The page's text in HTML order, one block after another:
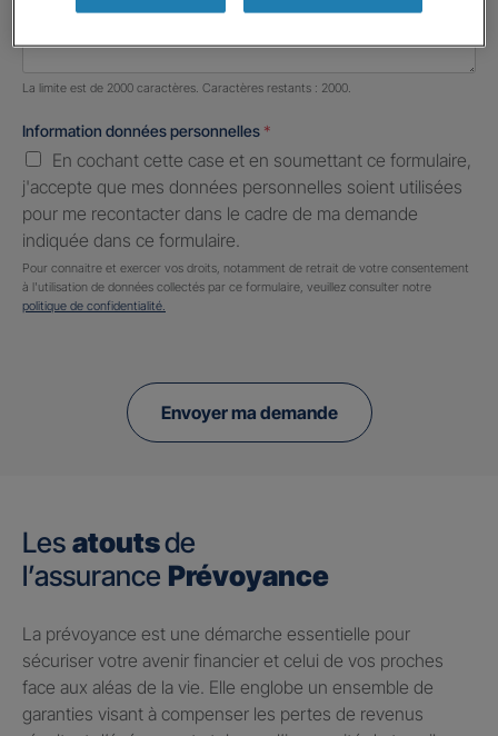
Nombre de caractères restants :2000 caractères restants
La limite est de 2000 caractères. Caractères restants : 2000.
Information données personnelles *
En cochant cette case et en soumettant ce formulaire,
j'accepte que mes données personnelles soient utilisées
pour me recontacter dans le cadre de ma demande
indiquée dans ce formulaire.
Pour connaitre et exercer vos droits, notamment de retrait de votre consentement
à l'utilisation de données collectés par ce formulaire, veuillez consulter notre
politique de confidentialité.
Envoyer ma demande
Les atoutsde
l’assurance Prévoyance
​La prévoyance est une démarche essentielle pour
sécuriser votre avenir financier et celui de vos proches
face aux aléas de la vie. Elle englobe un ensemble de
garanties visant à compenser les pertes de revenus